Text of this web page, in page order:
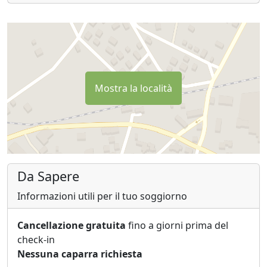
Organizzare un matrimonio o un evento in questa sede
è come disegnare una carta e portarlo sempre nel mio
Mostra la località
Da Sapere
Informazioni utili per il tuo soggiorno
Cancellazione gratuita fino a giorni prima del
check-in
Nessuna caparra richiesta